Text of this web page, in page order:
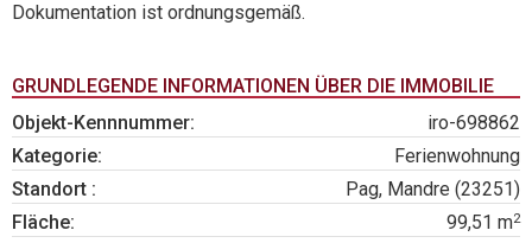
Dokumentation ist ordnungsgemäß.
GRUNDLEGENDE INFORMATIONEN ÜBER DIE IMMOBILIE
Objekt-Kennnummer:
iro-698862
Kategorie:
Ferienwohnung
Standort :
Pag, Mandre (23251)
Fläche:
99,51 m2